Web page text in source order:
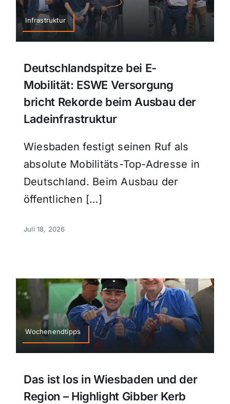
Infrastruktur
Deutschlandspitze bei E-
Mobilität: ESWE Versorgung
bricht Rekorde beim Ausbau der
Ladeinfrastruktur
Wiesbaden festigt seinen Ruf als
absolute Mobilitäts-Top-Adresse in
Deutschland. Beim Ausbau der
öffentlichen […]
Juli 18, 2026
Wochenendtipps
Das ist los in Wiesbaden und der
Region – Highlight Gibber Kerb